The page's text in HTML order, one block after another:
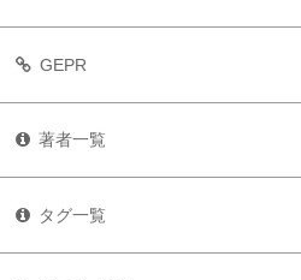
GEPR
著者一覧
タグ一覧